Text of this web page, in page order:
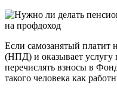
Если самозанятый платит
(НПД) и оказывает услугу
перечислять взносы в
такого человека как